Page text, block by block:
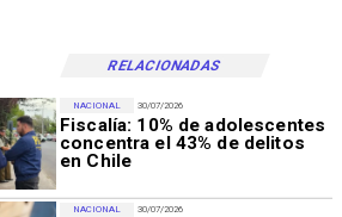
RELACIONADAS
30/07/2026
Fiscalía: 10% de adolescentes
concentra el 43% de delitos
en Chile
NACIONAL
30/07/2026
NACIONAL